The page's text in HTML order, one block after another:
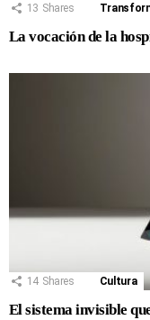
13 Shares
La vocación de la
14 Shares Cultura
El sistema invisible